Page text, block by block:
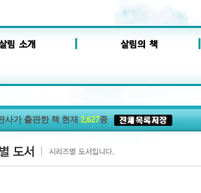
사가 출판한 책 현재2,627종